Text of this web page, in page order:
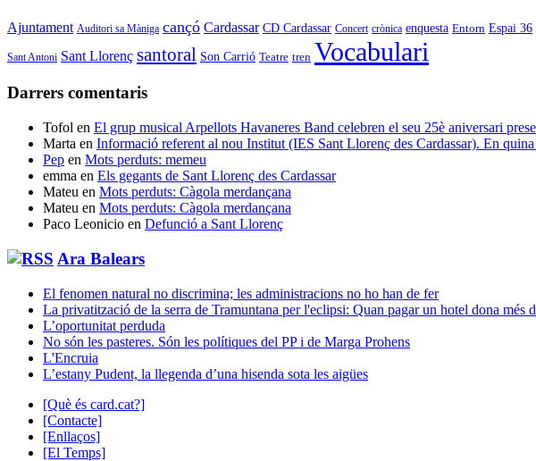
Ajuntament Auditori sa Màniga cançó Cardassar CD Cardassar Concert crònica enquesta Entorn Espai 36
Sant Antoni Sant Llorenç santoral Son Carrió Teatre tren Vocabulari
Darrers comentaris
Tofol en El grup musical Arpellots Havaneres Band celebren el seu 25è aniversari
Marta en Informació referent al nou Institut (IES Sant Llorenç des Cardassar). En
Pep en Mots perduts: memeu
emma en Els gegants de Sant Llorenç des Cardassar
Mateu en Mots perduts: Càgola merdançana
Mateu en Mots perduts: Càgola merdançana
Paco Leonicio en Defunció a Sant Llorenç
Ara Balears
El fenomen natural no discrimina; les administracions no ho han de fer
La privatització de la serra de Tramuntana per l'eclipsi: Quan pagar un hotel dona més
L’oportunitat perduda
No són les pasteres. Són les polítiques del PP i de Marga Prohens
L'Encruia
L’estany Pudent, la llegenda d’una hisenda sota les aigües
[Què és card.cat?]
[Contacte]
[Enllaços]
[El Temps]